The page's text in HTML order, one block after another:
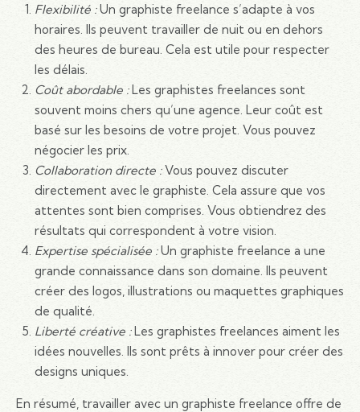
Flexibilité :Un graphiste freelance s’adapte à vos
horaires. Ils peuvent travailler de nuit ou en dehors
des heures de bureau. Cela est utile pour respecter
les délais.
Coût abordable :Les graphistes freelances sont
souvent moins chers qu’une agence. Leur coût est
basé sur les besoins de votre projet. Vous pouvez
négocier les prix.
Collaboration directe :Vous pouvez discuter
directement avec le graphiste. Cela assure que vos
attentes sont bien comprises. Vous obtiendrez des
résultats qui correspondent à votre vision.
Expertise spécialisée :Un graphiste freelance a une
grande connaissance dans son domaine. Ils peuvent
créer des logos, illustrations ou maquettes graphiques
de qualité.
Liberté créative :Les graphistes freelances aiment les
idées nouvelles. Ils sont prêts à innover pour créer des
designs uniques.
En résumé, travailler avec un graphiste freelance offre de